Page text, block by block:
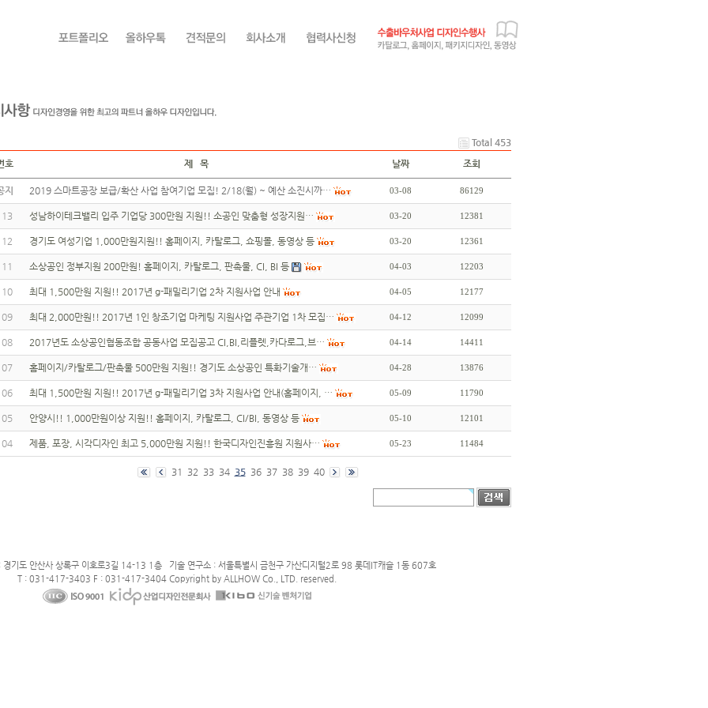
Total 453
호
제 목 날짜 조회
지 2019 스마트공장 보급/확산 사업 참여기업 모집! 2/18(월) ~ 예산 소진시까… 03-08 86129
성남하이테크밸리 입주 기업당 300만원 지원!! 소공인 맞춤형 성장지원… 03-20 12381
경기도 여성기업 1,000만원지원!! 홈페이지, 카탈로그, 쇼핑몰, 동영상 등 03-20 12361
소상공인 정부지원 200만원! 홈페이지, 카탈로그, 판촉물, CI, BI 등 04-03 12203
최대 1,500만원 지원!! 2017년 g-패밀리기업 2차 지원사업 안내 04-05 12177
최대 2,000만원!! 2017년 1인 창조기업 마케팅 지원사업 주관기업 1차 모집… 04-12 12099
2017년도 소상공인협동조합 공동사업 모집공고 CI,BI,리플렛,카다로그,브… 04-14 14411
홈페이지/카탈로그/판촉물 500만원 지원!! 경기도 소상공인 특화기술개… 04-28 13876
최대 1,500만원 지원!! 2017년 g-패밀리기업 3차 지원사업 안내(홈페이지, … 05-09 11790
안양시!! 1,000만원이상 지원!! 홈페이지, 카탈로그, CI/BI, 동영상 등 05-10 12101
제품, 포장, 시각디자인 최고 5,000만원 지원!! 한국디자인진흥원 지원사… 05-23 11484
31 32 33 34 35 36 37 38 39 40
기도 안산사 상록구 이호로3길 14-13 1층 기술 연구소 : 서울특별시 금천구 가산디지털2로 98 롯데IT캐슬 1동 607호
T : 031-417-3403 F : 031-417-3404 Copyright by ALLHOW Co., LTD. reserved.